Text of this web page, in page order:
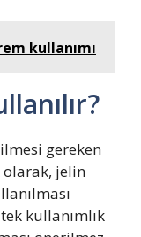
kullanımı
gereken
olarak, jelin
kullanımlık